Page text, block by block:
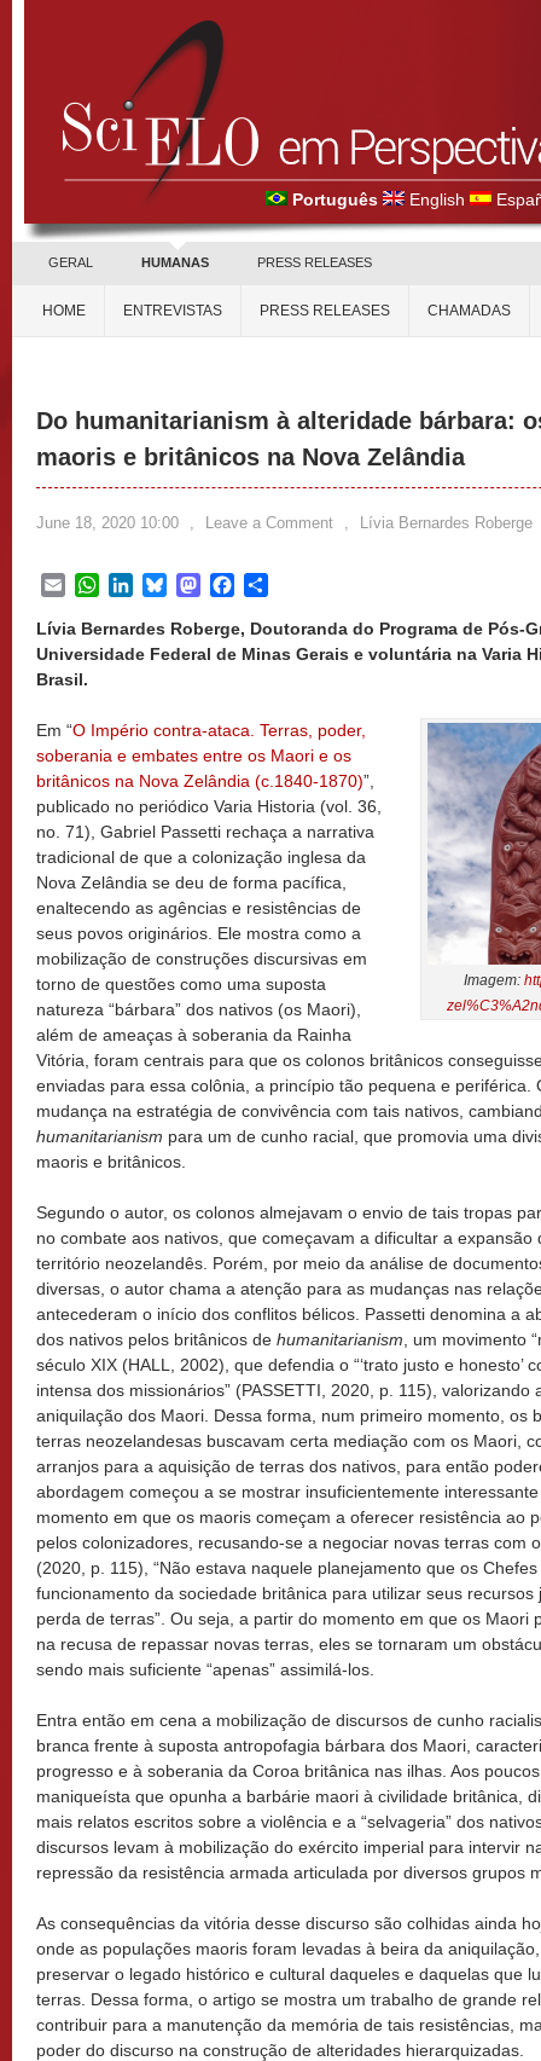
Português English
GERAL HUMANAS PRESS RELEASES
HOME ENTREVISTAS PRESS RELEASES CHAMADAS
Do humanitarianism à alteridade bárbara:
maoris e britânicos na Nova Zelândia
June 18, 2020 10:00 , Leave a Comment , Lívia Bernardes Roberge
EmailWhatsApp
LinkedInBlueskyMastodonFacebook
Lívia Bernardes Roberge, Doutoranda do Programa de Pós-
Universidade Federal de Minas Gerais e voluntária na Varia
Brasil.
Imagem:
Em “O Império contra-ataca. Terras, poder,
soberania e embates entre os Maori e os
britânicos na Nova Zelândia (c.1840-1870)”,
publicado no periódico Varia Historia (vol. 36,
no. 71), Gabriel Passetti rechaça a narrativa
tradicional de que a colonização inglesa da
Nova Zelândia se deu de forma pacífica,
enaltecendo as agências e resistências de
seus povos originários. Ele mostra como a
mobilização de construções discursivas em
torno de questões como uma suposta
natureza “bárbara” dos nativos (os Maori),
além de ameaças à soberania da Rainha
Vitória, foram centrais para que os colonos britânicos
enviadas para essa colônia, a princípio tão pequena e periférica.
mudança na estratégia de convivência com tais nativos,
humanitarianism para um de cunho racial, que promovia uma
maoris e britânicos.
Segundo o autor, os colonos almejavam o envio de tais tropas
no combate aos nativos, que começavam a dificultar a expansão
território neozelandês. Porém, por meio da análise de
diversas, o autor chama a atenção para as mudanças nas
antecederam o início dos conflitos bélicos. Passetti denomina a
dos nativos pelos britânicos de humanitarianism , um movimento
século XIX (HALL, 2002), que defendia o “‘trato justo e honesto’
intensa dos missionários” (PASSETTI, 2020, p. 115),
aniquilação dos Maori. Dessa forma, num primeiro momento, os
terras neozelandesas buscavam certa mediação com os Maori,
arranjos para a aquisição de terras dos nativos, para então
abordagem começou a se mostrar insuficientemente
momento em que os maoris começam a oferecer resistência ao
pelos colonizadores, recusando-se a negociar novas terras com
(2020, p. 115), “Não estava naquele planejamento que os
funcionamento da sociedade britânica para utilizar seus
perda de terras”. Ou seja, a partir do momento em que os Maori
na recusa de repassar novas terras, eles se tornaram um
sendo mais suficiente “apenas” assimilá-los.
Entra então em cena a mobilização de discursos de cunho
branca frente à suposta antropofagia bárbara dos Maori,
progresso e à soberania da Coroa britânica nas ilhas. Aos
maniqueísta que opunha a barbárie maori à civilidade britânica,
mais relatos escritos sobre a violência e a “selvageria” dos
discursos levam à mobilização do exército imperial para intervir
repressão da resistência armada articulada por diversos grupos
As consequências da vitória desse discurso são colhidas ainda
onde as populações maoris foram levadas à beira da
preservar o legado histórico e cultural daqueles e daquelas que
terras. Dessa forma, o artigo se mostra um trabalho de grande
contribuir para a manutenção da memória de tais resistências,
poder do discurso na construção de alteridades hierarquizadas.